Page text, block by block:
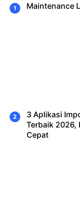
Maintenance
3 Aplikasi
Terbaik 2026,
Cepat